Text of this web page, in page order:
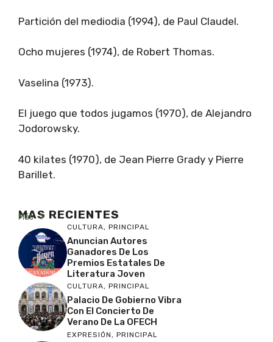
Partición del mediodia (1994), de Paul Claudel.
Ocho mujeres (1974), de Robert Thomas.
Vaselina (1973).
El juego que todos jugamos (1970), de Alejandro
Jodorowsky.
40 kilates (1970), de Jean Pierre Grady y Pierre
Barillet.
MAS RECIENTES
Más
CULTURA, PRINCIPAL
Anuncian Autores
Ganadores De Los
Premios Estatales De
Literatura Joven
CULTURA, PRINCIPAL
Palacio De Gobierno Vibra
Con El Concierto De
Verano De La OFECH
EXPRESIÓN , PRINCIPAL